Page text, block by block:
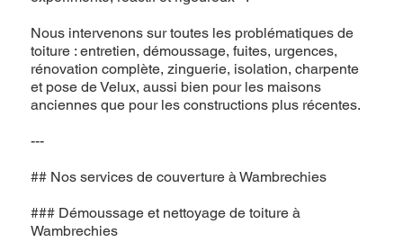
Nous intervenons sur toutes les problématiques de
toiture : entretien, démoussage, fuites, urgences,
rénovation complète, zinguerie, isolation, charpente
et pose de Velux, aussi bien pour les maisons
anciennes que pour les constructions plus récentes.
---
## Nos services de couverture à Wambrechies
### Démoussage et nettoyage de toiture à
Wambrechies